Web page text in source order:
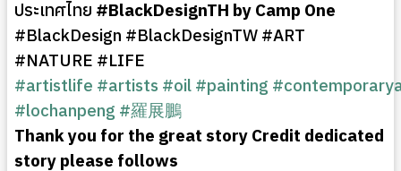
ประเทศไทย#BlackDesignTH by Camp One
#BlackDesign #BlackDesignTW #ART
#NATURE #LIFE
#artistlife#artists#oil#painting
#lochanpeng#羅展鵬
Thank you for the great story Credit dedicated
story please follows